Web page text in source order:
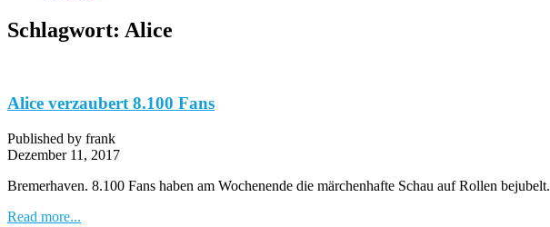
Schlagwort: Alice
Alice verzaubert 8.100 Fans
Published by frank
Dezember 11, 2017
Bremerhaven. 8.100 Fans haben am Wochenende die märchenhafte Schau auf Rollen bejubelt.
Read more...